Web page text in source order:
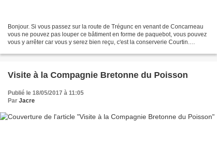
Bonjour. Si vous passez sur la route de Trégunc en venant de Concarneau
vous ne pouvez pas louper ce bâtiment en forme de paquebot, vous pouvez
vous y arrêter car vous y serez bien reçu, c'est la conserverie Courtin.
Visite à la Compagnie Bretonne du Poisson
Publié le 18/05/2017 à 11:05
Par Jacre